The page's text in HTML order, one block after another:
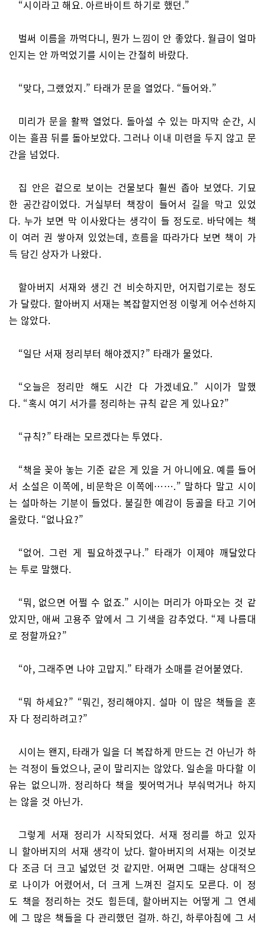
“시이라고 해요. 아르바이트 하기로 했던.”
벌써 이름을 까먹다니, 뭔가 느낌이 안 좋았다. 월급이 얼마
인지는 안 까먹었기를 시이는 간절히 바랐다.
“맞다, 그랬었지.” 타래가 문을 열었다. “들어와.”
미리가 문을 활짝 열었다. 돌아설 수 있는 마지막 순간, 시
이는 흘끔 뒤를 돌아보았다. 그러나 이내 미련을 두지 않고 문
간을 넘었다.
집 안은 겉으로 보이는 건물보다 훨씬 좁아 보였다. 기묘
한 공간감이었다. 거실부터 책장이 들어서 길을 막고 있었
다. 누가 보면 막 이사왔다는 생각이 들 정도로. 바닥에는 책
이 여러 권 쌓아져 있었는데, 흐름을 따라가다 보면 책이 가
득 담긴 상자가 나왔다.
할아버지 서재와 생긴 건 비슷하지만, 어지럽기로는 정도
가 달랐다. 할아버지 서재는 복잡할지언정 이렇게 어수선하지
는 않았다.
“일단 서재 정리부터 해야겠지?” 타래가 물었다.
“오늘은 정리만 해도 시간 다 가겠네요.” 시이가 말했
다. “혹시 여기 서가를 정리하는 규칙 같은 게 있나요?”
“규칙?” 타래는 모르겠다는 투였다.
“책을 꽂아 놓는 기준 같은 게 있을 거 아니에요. 예를 들어
서 소설은 이쪽에, 비문학은 이쪽에…….” 말하다 말고 시이
는 설마하는 기분이 들었다. 불길한 예감이 등골을 타고 기어
올랐다. “없나요?”
“없어. 그런 게 필요하겠구나.” 타래가 이제야 깨달았다
는 투로 말했다.
“뭐, 없으면 어쩔 수 없죠.” 시이는 머리가 아파오는 것 같
았지만, 애써 고용주 앞에서 그 기색을 감추었다. “제 나름대
로 정할까요?”
“아, 그래주면 나야 고맙지.” 타래가 소매를 걷어붙였다.
“뭐 하세요?” “뭐긴, 정리해야지. 설마 이 많은 책들을 혼
자 다 정리하려고?”
시이는 왠지, 타래가 일을 더 복잡하게 만드는 건 아닌가 하
는 걱정이 들었으나, 굳이 말리지는 않았다. 일손을 마다할 이
유는 없으니까. 정리하다 책을 찢어먹거나 부숴먹거나 하지
는 않을 것 아닌가.
그렇게 서재 정리가 시작되었다. 서재 정리를 하고 있자
니 할아버지의 서재 생각이 났다. 할아버지의 서재는 이것보
다 조금 더 크고 넓었던 것 같지만. 어쩌면 그때는 상대적으
로 나이가 어렸어서, 더 크게 느껴진 걸지도 모른다. 이 정
도 책을 정리하는 것도 힘든데, 할아버지는 어떻게 그 연세
에 그 많은 책들을 다 관리했던 걸까. 하긴, 하루아침에 그 서